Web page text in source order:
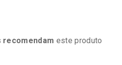
recomendam este produto